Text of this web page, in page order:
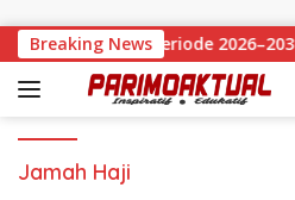
Breaking News
Muscab Periode 2026–2030
Jamah Haji